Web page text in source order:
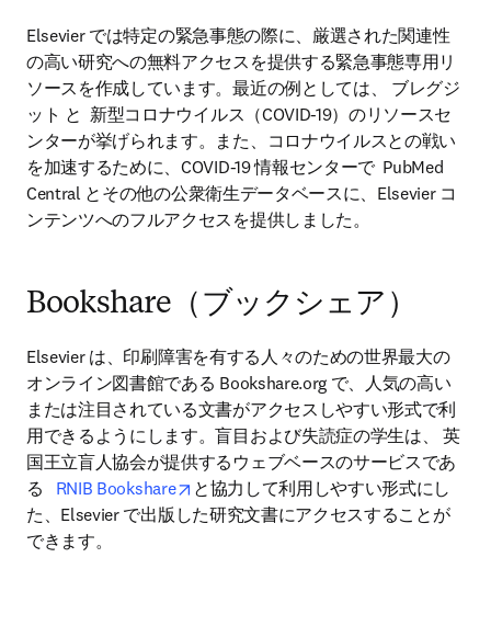
Elsevier では特定の緊急事態の際に、厳選された関連性
の高い研究への無料アクセスを提供する緊急事態専用リ
ソースを作成しています。最近の例としては、 ブレグジ
ット と  新型コロナウイルス（COVID-19）のリソースセ
ンターが挙げられます。また、コロナウイルスとの戦い
を加速するために、COVID-19 情報センターで  PubMed
Central とその他の公衆衛生データベースに、Elsevier コ
ンテンツへのフルアクセスを提供しました。
Bookshare（ブックシェア）
Elsevier は、印刷障害を有する人々のための世界最大の
オンライン図書館である Bookshare.org で、人気の高い
または注目されている文書がアクセスしやすい形式で利
用できるようにします。盲目および失読症の学生は、 英
国王立盲人協会が提供するウェブベースのサービスであ
る RNIB Bookshare opens in new tab/window
と協力して利用しやすい形式にし
た、Elsevier で出版した研究文書にアクセスすることが
できます。